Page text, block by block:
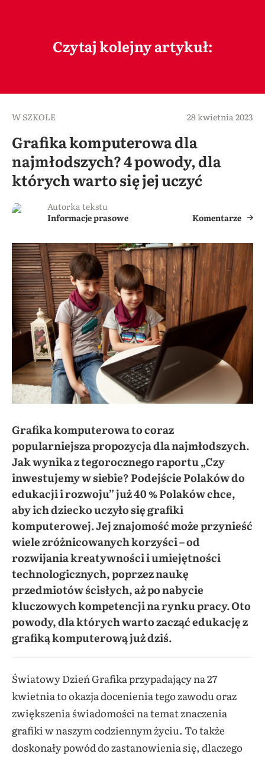
Czytaj kolejny artykuł:
W SZKOLE 28 kwietnia 2023
Grafika komputerowa dla
najmłodszych? 4 powody, dla
których warto się jej uczyć
Autorka tekstu
Informacje prasowe
Komentarze
Grafika komputerowa to coraz
popularniejsza propozycja dla najmłodszych.
Jak wynika z tegorocznego raportu „Czy
inwestujemy w siebie? Podejście Polaków do
edukacji i rozwoju” już 40 % Polaków chce,
aby ich dziecko uczyło się grafiki
komputerowej. Jej znajomość może przynieść
wiele zróżnicowanych korzyści – od
rozwijania kreatywności i umiejętności
technologicznych, poprzez naukę
przedmiotów ścisłych, aż po nabycie
kluczowych kompetencji na rynku pracy. Oto
powody, dla których warto zacząć edukację z
grafiką komputerową już dziś.
Światowy Dzień Grafika przypadający na 27
kwietnia to okazja docenienia tego zawodu oraz
zwiększenia świadomości na temat znaczenia
grafiki w naszym codziennym życiu. To także
doskonały powód do zastanowienia się, dlaczego